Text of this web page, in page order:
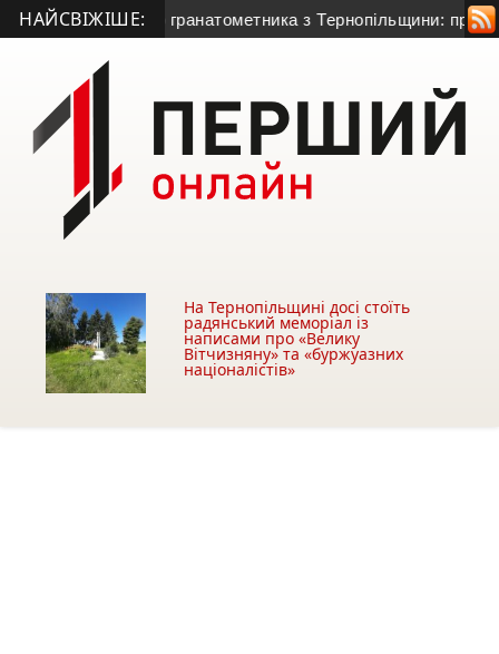
НАЙСВІЖІШЕ:
50-річного гранатометника з Тернопільщини: причина
На Тернопільщині досі стоїть
радянський меморіал із
написами про «Велику
Вітчизняну» та «буржуазних
націоналістів»